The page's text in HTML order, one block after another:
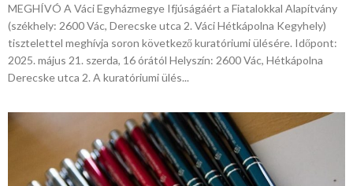
MEGHÍVÓ A Váci Egyházmegye Ifjúságáért a Fiatalokkal Alapítvány
(székhely: 2600 Vác, Derecske utca 2. Váci Hétkápolna Kegyhely)
tisztelettel meghívja soron következő kuratóriumi ülésére. Időpont:
2025. május 21. szerda, 16 órától Helyszín: 2600 Vác, Hétkápolna
Derecske utca 2. A kuratóriumi ülés...